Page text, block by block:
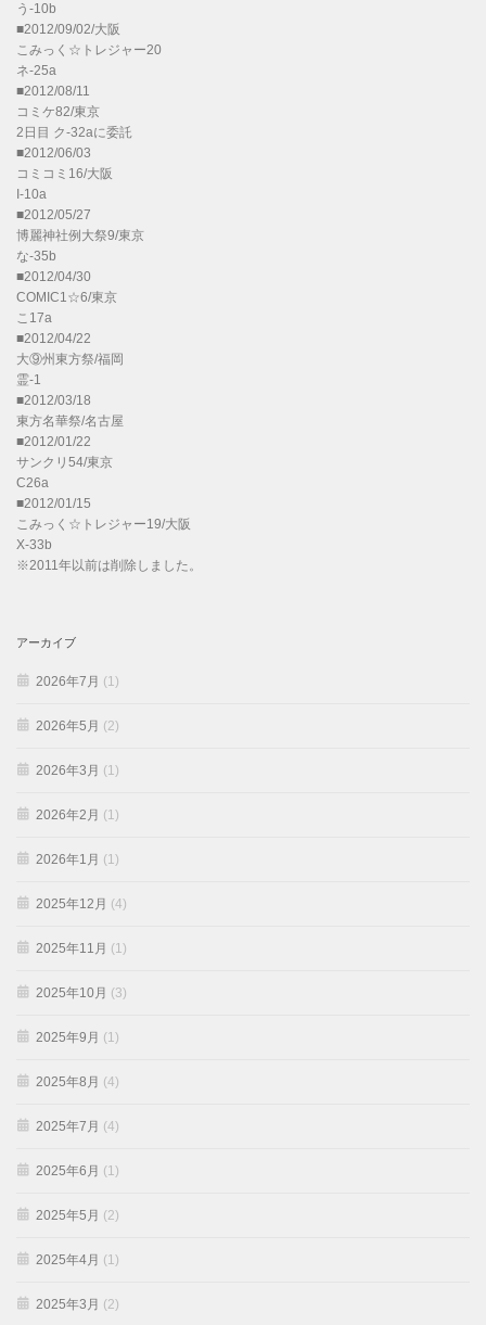
う-10b
■2012/09/02/大阪
こみっく☆トレジャー20
ネ-25a
■2012/08/11
コミケ82/東京
2日目 ク-32aに委託
■2012/06/03
コミコミ16/大阪
I-10a
■2012/05/27
博麗神社例大祭9/東京
な-35b
■2012/04/30
COMIC1☆6/東京
こ17a
■2012/04/22
大⑨州東方祭/福岡
霊-1
■2012/03/18
東方名華祭/名古屋
■2012/01/22
サンクリ54/東京
C26a
■2012/01/15
こみっく☆トレジャー19/大阪
X-33b
※2011年以前は削除しました。
アーカイブ
2026年7月 (1)
2026年5月 (2)
2026年3月 (1)
2026年2月 (1)
2026年1月 (1)
2025年12月 (4)
2025年11月 (1)
2025年10月 (3)
2025年9月 (1)
2025年8月 (4)
2025年7月 (4)
2025年6月 (1)
2025年5月 (2)
2025年4月 (1)
2025年3月 (2)